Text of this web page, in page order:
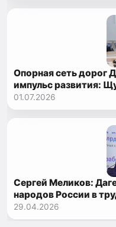
Опорная сеть дорог
импульс развития:
ключевые проекты
01.07.2026
Сергей Меликов:
народов России в
29.04.2026